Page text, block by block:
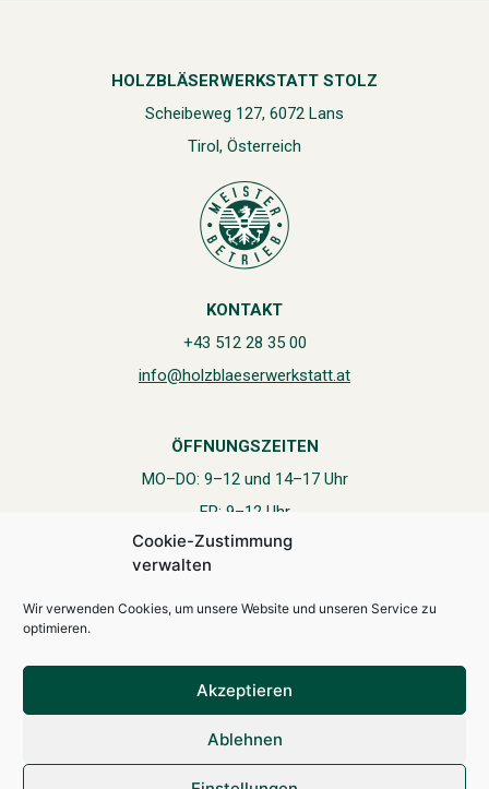
Cookie-Zustimmung
verwalten
Wir verwenden Cookies, um unsere Website und unseren Service zu
optimieren.
Akzeptieren
Ablehnen
HOLZBLÄSERWERKSTATT STOLZ
Scheibeweg 127, 6072 Lans
Tirol, Österreich
KONTAKT
+43 512 28 35 00
info@holzblaeserwerkstatt.at
ÖFFNUNGSZEITEN
MO–DO: 9–12 und 14–17 Uhr
FR: 9–12 Uhr
Juli, August und September montags geschlossen
AGB